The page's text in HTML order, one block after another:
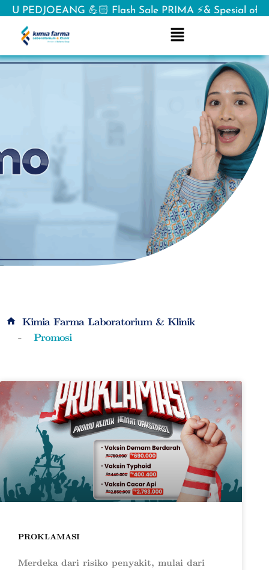
💪🏻 Flash Sale PRIMA ⚡& Spesial offer
Kimia Farma Laboratorium & Klinik
Promosi
PROKLAMASI
Merdeka dari risiko penyakit, mulai dari